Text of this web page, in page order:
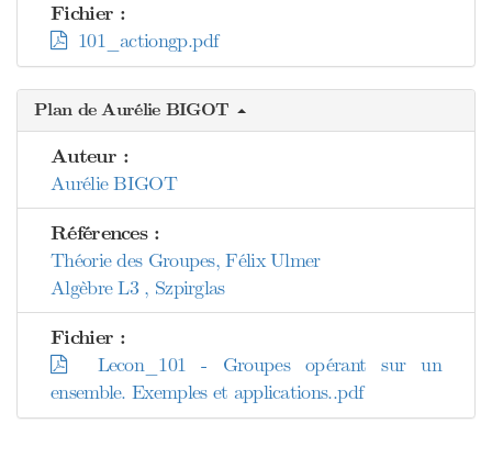
Fichier :
101_actiongp.pdf
Plan de Aurélie BIGOT
Auteur :
Aurélie BIGOT
Références :
Théorie des Groupes, Félix Ulmer
Algèbre L3 , Szpirglas
Fichier :
Lecon_101 - Groupes opérant sur un
ensemble. Exemples et applications..pdf